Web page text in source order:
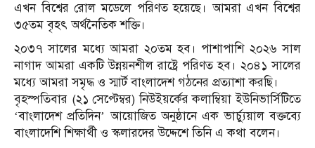
এখন বিশ্বের রোল মডেলে পরিণত হয়েছে। আমরা এখন বিশ্বের
৩৫তম বৃহৎ অর্থনৈতিক শক্তি।
২০৩৭ সালের মধ্যে আমরা ২০তম হব। পাশাপাশি ২০২৬ সাল
নাগাদ আমরা একটি উন্নয়নশীল রাষ্ট্রে পরিণত হব। ২০৪১ সালের
মধ্যে আমরা সমৃদ্ধ ও স্মার্ট বাংলাদেশ গঠনের প্রত্যাশা করছি।
বৃহস্পতিবার (২১ সেপ্টেম্বর) নিউইয়র্কের কলাম্বিয়া ইউনিভার্সিটিতে
‘বাংলাদেশ প্রতিদিন’ আয়োজিত অনুষ্ঠানে এক ভার্চ্যুয়াল বক্তব্যে
বাংলাদেশি শিক্ষার্থী ও স্কলারদের উদ্দেশে তিনি এ কথা বলেন।